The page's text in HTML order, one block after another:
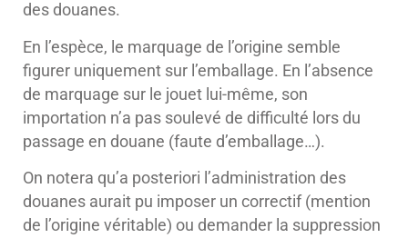
des douanes.
En l’espèce, le marquage de l’origine semble
figurer uniquement sur l’emballage. En l’absence
de marquage sur le jouet lui-même, son
importation n’a pas soulevé de difficulté lors du
passage en douane (faute d’emballage…).
On notera qu’a posteriori l’administration des
douanes aurait pu imposer un correctif (mention
de l’origine véritable) ou demander la suppression